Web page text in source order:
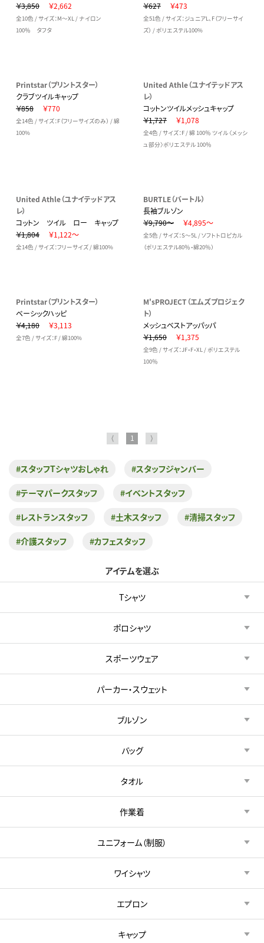
￥3,850
￥2,662
全10色 / サイズ：M～XL / ナイロン
100％ タフタ
￥627
￥473
全51色 / サイズ：ジュニアL、F（フリーサイ
ズ） / ポリエステル100%
Printstar（プリントスター）
クラブツイルキャップ
￥858
￥770
全14色 / サイズ：F（フリーサイズのみ） / 綿
100%
United Athle（ユナイテッドアス
レ）
コットンツイルメッシュキャップ
￥1,727
￥1,078
全4色 / サイズ：F / 綿 100％ ツイル 〈メッシ
ュ部分〉ポリエステル 100％
United Athle（ユナイテッドアス
レ）
コットン ツイル ロー キャップ
￥1,804
￥1,122～
全14色 / サイズ：フリーサイズ / 綿100%
BURTLE（バートル）
長袖ブルゾン
￥9,790～
￥4,895～
全5色 / サイズ：S～5L / ソフトトロピカル
（ポリエステル80％・綿20％）
Printstar（プリントスター）
ベーシックハッピ
￥4,180
￥3,113
全7色 / サイズ：F / 綿100%
M'sPROJECT（エムズプロジェク
ト）
メッシュベストアッパッパ
￥1,650
￥1,375
全9色 / サイズ：JF・F・XL / ポリエステル
100％
⟨ 1 ⟩
#スタッフTシャツおしゃれ #スタッフジャンバー
#テーマパークスタッフ #イベントスタッフ
#レストランスタッフ #土木スタッフ #清掃スタッフ
#介護スタッフ #カフェスタッフ
アイテムを選ぶ
Tシャツ
ポロシャツ
スポーツウェア
パーカー・スウェット
ブルゾン
バッグ
タオル
作業着
ユニフォーム（制服）
ワイシャツ
エプロン
キャップ